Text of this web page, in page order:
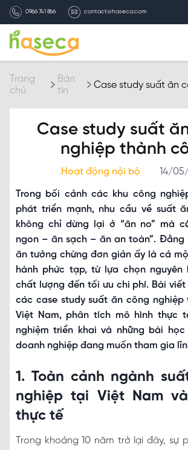
0966 741 866 contact@haseca.com
Giới thiệu
Chọn Haseca
Bản tin HASECA
Tuyển dụng
Liên hệ
Trang
chủ
Bản
tin
Case study suất ăn
Case study suất
nghiệp thành
Hoạt động nội bộ 14/
Trong bối cảnh các khu công
phát triển mạnh, nhu cầu về suất
không chỉ dừng lại ở “ăn no” mà
ngon – ăn sạch – ăn an toàn”. Đằng
ăn tưởng chừng đơn giản ấy là cả
hành phức tạp, từ lựa chọn nguyên
chất lượng đến tối ưu chi phí. Bài viết
các case study suất ăn công nghiệp
Việt Nam, phân tích mô hình thực
nghiệm triển khai và những bài
doanh nghiệp đang muốn tham gia
1. Toàn cảnh ngành
nghiệp tại Việt Nam
thực tế
Trong khoảng 10 năm trở lại đây, sự